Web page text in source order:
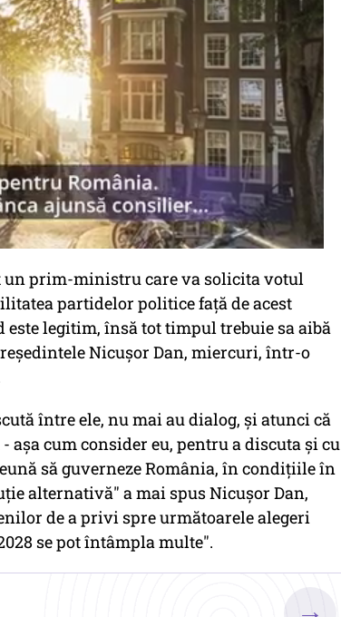
un prim-ministru care va solicita votul
partidelor politice față de acest
legitim, însă tot timpul trebuie sa aibă
Nicușor Dan, miercuri, într-o
între ele, nu mai au dialog, și atunci că
așa cum consider eu, pentru a discuta și cu
să guverneze România, în condițiile în
alternativă" a mai spus Nicușor Dan,
de a privi spre următoarele alegeri
se pot întâmpla multe".